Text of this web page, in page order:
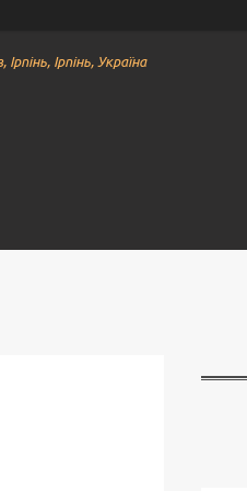
Ірпінь, Україна